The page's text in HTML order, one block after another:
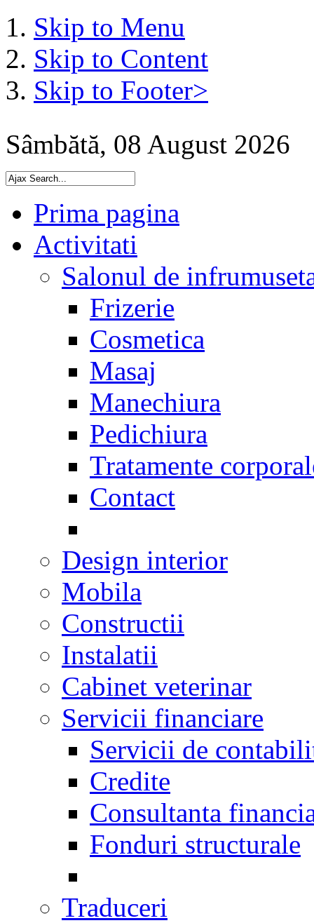
Skip to Menu
Skip to Content
Skip to Footer>
Sâmbătă, 08 August 2026
Prima pagina
Activitati
Salonul de
Frizerie
Cosmetica
Masaj
Manechiura
Pedichiura
Tratamente
Contact
Design interior
Mobila
Constructii
Instalatii
Cabinet veterinar
Servicii financiare
Servicii de
Credite
Consultanta
Fonduri structurale
Traduceri